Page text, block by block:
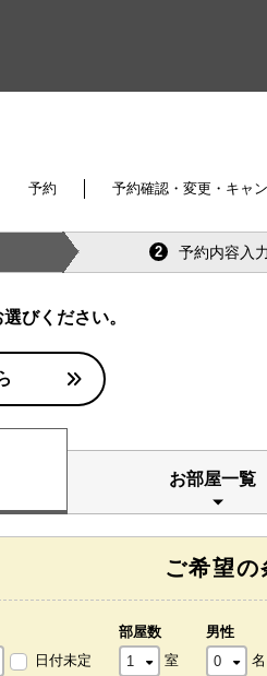
予約 予約確認・変更・キャ
2 予約内容入力
びください。
お部屋一覧
ご希望の
日付未定
部屋数
室
男性
名